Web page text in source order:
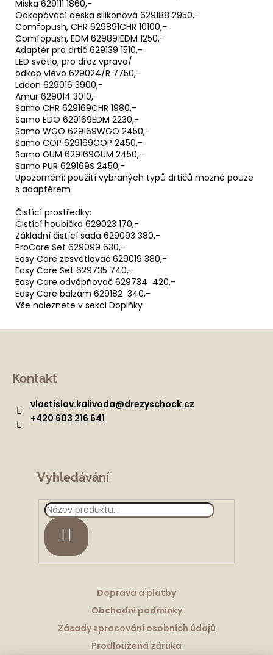
Miska 629111 1860,-
Odkapávací deska silikonová 629188 2950,-
Comfopush, CHR 629891CHR 10100,-
Comfopush, EDM 629891EDM 1250,-
Adaptér pro drtič 629139 1510,-
LED světlo, pro dřez vpravo/
odkap vlevo 629024/R 7750,-
Ladon 629016 3900,-
Amur 629014 3010,-
Samo CHR 629169CHR 1980,-
Samo EDO 629169EDM 2230,-
Samo WGO 629169WGO 2450,-
Samo COP 629169COP 2450,-
Samo GUM 629169GUM 2450,-
Samo PUR 629169S 2450,-
Upozornění: použití vybraných typů drtičů možné pouze
s adaptérem
Čistící prostředky:
Čistící houbička 629023 170,-
Základní čistící sada 629093 380,-
ProCare Set 629099 630,-
Easy Care zesvětlovač 629019 380,-
Easy Care Set 629735 740,-
Easy Care odvápňovač 629734 420,-
Easy Care balzám 629182 340,-
Vše naleznete v sekci Doplňky
Kontakt
vlastislav.kalivoda@drezyschock.cz
+420 603 216 641
Vyhledávání
HLEDAT
Doprava a platby
Obchodní podmínky
Zásady zpracování osobních údajů
Prodloužená záruka